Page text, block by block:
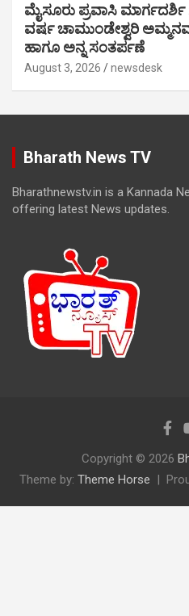
ಮೈಸೂರು ಪ್ರವಾಸಿ
ವರ್ಷ ಚಾಮುಂಡೇಶ್ವರಿ
ಹಾಗೂ ಅನ್ನ ಸಂತರ್ಪಣೆ
August 3, 2026 newsdesk
Bharath News TV
Bharathnewstv.in is a Kannada
offering latest News updates.
Copyright © 2026
Theme by: Theme Horse